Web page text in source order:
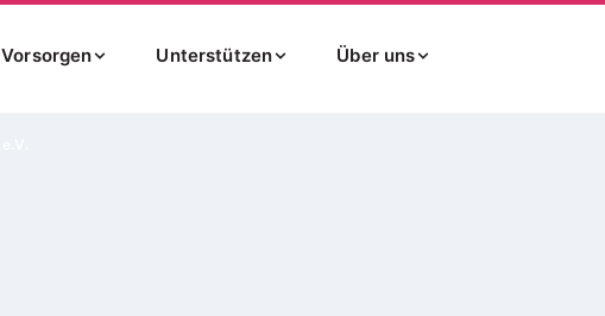
Vorsorgen Unterstützen Über uns